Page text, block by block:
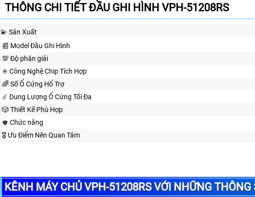
THÔNG CHI TIẾT ĐẦU GHI HÌNH VPH-51208RS
💫 Sản Xuất
📰 Model Đầu Ghi Hình
💯 Độ phân giải
✳️ Công Nghệ Chip Tích Hợp
🌈 Số Ổ Cứng Hổ Trợ
☄️ Dung Lượng Ổ Cứng Tối Đa
🎲 Thiết Kế Phù Hợp
♚ Chức năng
🎖️ Ưu Điểm Nên Quan Tâm
KÊNH MÁY CHỦ VPH-51208RS VỚI NHỮNG THÔNG